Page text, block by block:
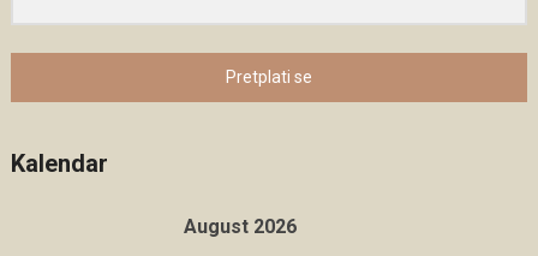
Pretplati se
Kalendar
August 2026